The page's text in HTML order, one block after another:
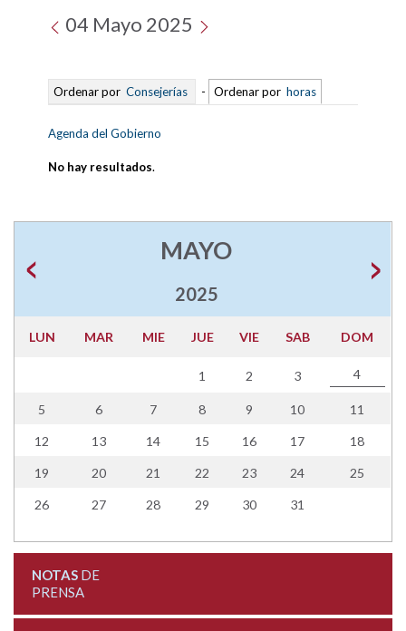
04 Mayo 2025
Ordenar por Consejerías - Ordenar por horas
Agenda del Gobierno
No hay resultados.
MAYO
2025
LUN MAR MIE JUE VIE SAB DOM
1 2 3 4
5 6 7 8 9 10 11
12 13 14 15 16 17 18
19 20 21 22 23 24 25
26 27 28 29 30 31
NOTASDE
PRENSA